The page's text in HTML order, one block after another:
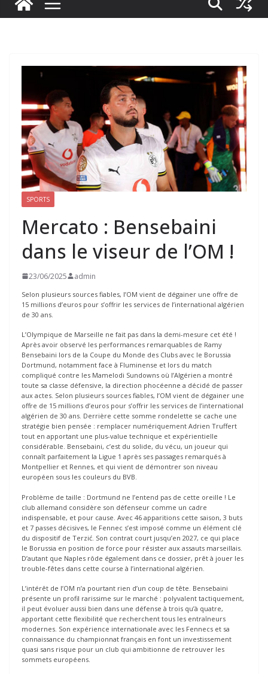
SPORTS
Mercato : Bensebaini
dans le viseur de l’OM !
23/06/2025 admin
Selon plusieurs sources fiables, l’OM vient de dégainer une offre de
15 millions d’euros pour s’offrir les services de l’international algérien
de 30 ans.
L’Olympique de Marseille ne fait pas dans la demi-mesure cet été !
Après avoir observé les performances remarquables de Ramy
Bensebaini lors de la Coupe du Monde des Clubs avec le Borussia
Dortmund, notamment face à Fluminense et lors du match
compliqué contre les Mamelodi Sundowns où l’Algérien a montré
toute sa classe défensive, la direction phocéenne a décidé de passer
aux actes. Selon plusieurs sources fiables, l’OM vient de dégainer une
offre de 15 millions d’euros pour s’offrir les services de l’international
algérien de 30 ans. Derrière cette somme rondelette se cache une
stratégie bien pensée : remplacer numériquement Adrien Truffert
tout en apportant une plus-value technique et expérientielle
considérable. Bensebaini, c’est du solide, du vécu, un joueur qui
connaît parfaitement la Ligue 1 après ses passages remarqués à
Montpellier et Rennes, et qui vient de démontrer son niveau
européen sous les couleurs du BVB.
Problème de taille : Dortmund ne l’entend pas de cette oreille ! Le
club allemand considère son défenseur comme un cadre
indispensable, et pour cause. Avec 46 apparitions cette saison, 3 buts
et 7 passes décisives, le Fennec s’est imposé comme un élément clé
du dispositif de Terzić. Son contrat court jusqu’en 2027, ce qui place
le Borussia en position de force pour résister aux assauts marseillais.
D’autant que Naples rôde également dans ce dossier, prêt à jouer les
trouble-fêtes dans cette course à l’international algérien.
L’intérêt de l’OM n’a pourtant rien d’un coup de tête. Bensebaini
présente un profil rarissime sur le marché : polyvalent tactiquement,
il peut évoluer aussi bien dans une défense à trois qu’à quatre,
apportant cette flexibilité que recherchent tous les entraîneurs
modernes. Son expérience internationale avec les Fennecs et sa
connaissance du championnat français en font un investissement
quasi sans risque pour un club qui ambitionne de retrouver les
sommets européens.